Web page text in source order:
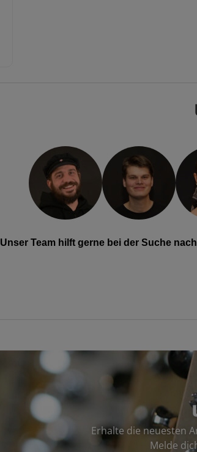
Unser Team hilft gerne bei der Suche
Erhalte die neuesten
Melde